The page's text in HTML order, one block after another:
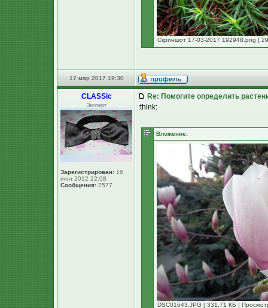
Скриншот 17-03-2017 192948.png [
17 мар 2017 19:30
CLASSic
Эксперт
Зарегистрирован: 16
июн 2012 22:08
Сообщения: 2577
Re: Помогите определить
:think:
Вложение:
DSC01643.JPG [ 331.71 КБ |